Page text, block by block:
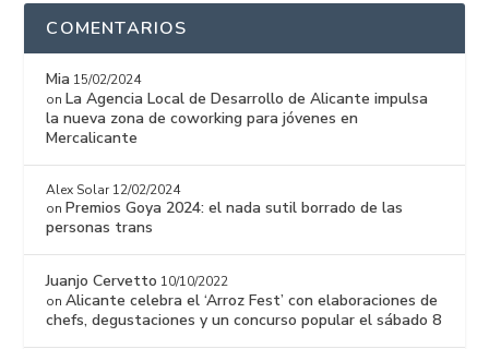
COMENTARIOS
Mia 15/02/2024
onLa Agencia Local de Desarrollo de Alicante impulsa
la nueva zona de coworking para jóvenes en
Mercalicante
Alex Solar 12/02/2024
onPremios Goya 2024: el nada sutil borrado de las
personas trans
Juanjo Cervetto 10/10/2022
onAlicante celebra el ‘Arroz Fest’ con elaboraciones de
chefs, degustaciones y un concurso popular el sábado 8